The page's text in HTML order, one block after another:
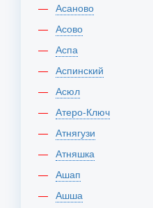
Асаново
Асово
Аспа
Аспинский
Асюл
Атеро-Ключ
Атнягузи
Атняшка
Ашап
Ашша